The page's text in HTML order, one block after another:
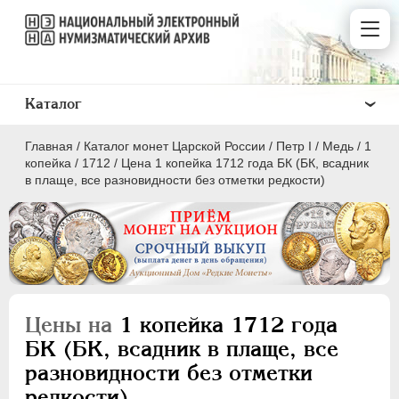
Главная / Каталог монет Царской России / Пeтр I / Медь / 1
копейка / 1712 / Цена 1 копейка 1712 года БК (БК, всадник
в плаще, все разновидности без отметки редкости)
Цены на 1 копейка 1712 года
БК (БК, всадник в плаще, все
разновидности без отметки
Каталог
ПEТР I 1699 - 1725
Серебро
Медь
5 копеек